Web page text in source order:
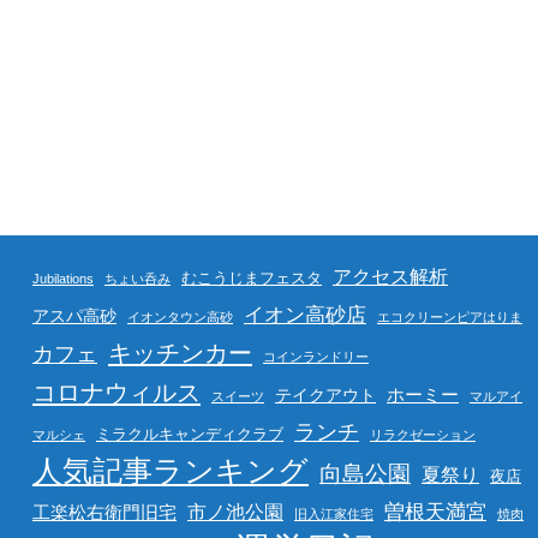
Jubilations ちょい呑み むこうじまフェスタ アクセス解析
アスパ高砂 イオンタウン高砂 イオン高砂店 エコクリーンピアはりま
カフェ キッチンカー コインランドリー
コロナウィルス スイーツ テイクアウト ホーミー マルアイ
マルシェ ミラクルキャンディクラブ ランチ リラクゼーション
人気記事ランキング 向島公園 夏祭り 夜店
工楽松右衛門旧宅 市ノ池公園 旧入江家住宅 曽根天満宮 焼肉